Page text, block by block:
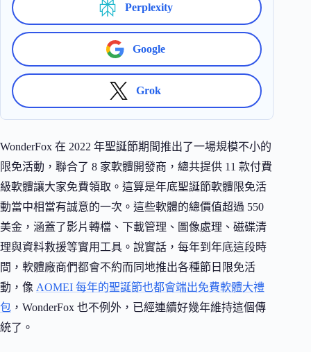
Perplexity
Google
Grok
WonderFox 在 2022 年聖誕節期間推出了一場規模不小的
限免活動，聯合了 8 家軟體開發商，總共提供 11 款付費
級軟體讓大家免費領取。這算是年底聖誕節軟體限免活
動當中相當有誠意的一次。這些軟體的總價值超過 550
美金，涵蓋了影片轉檔、下載管理、圖像處理、磁碟清
理與資料救援等實用工具。說實話，每年到年底這段時
間，軟體廠商們都會不約而同地推出各種節日限免活
動，像 AOMEI 每年的聖誕節也都會端出免費軟體大禮
包 ，WonderFox 也不例外，已經連續好幾年維持這個傳
統了。